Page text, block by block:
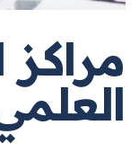
مراكز
العلمي